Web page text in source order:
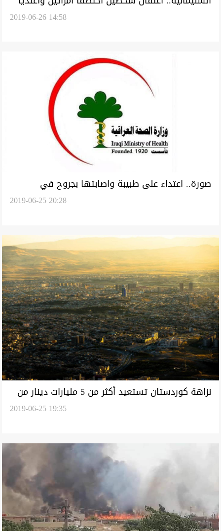
2019-06-26 14:58
صورة.. اعتداء على طبيبة واصابتها بجروح في
2019-06-25 20:28
نزاهة كوردستان تستعيد أكثر من 5 مليارات دينار من
2019-06-25 19:35